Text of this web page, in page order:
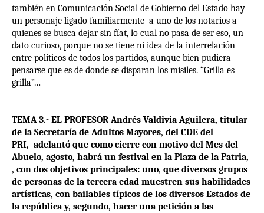
también en Comunicación Social de Gobierno del Estado hay
un personaje ligado familiarmente a uno de los notarios a
quienes se busca dejar sin fíat, lo cual no pasa de ser eso, un
dato curioso, porque no se tiene ni idea de la interrelación
entre políticos de todos los partidos, aunque bien pudiera
pensarse que es de donde se disparan los misiles. “Grilla es
grilla”…
TEMA 3.- EL PROFESOR Andrés Valdivia Aguilera, titular
de la Secretaría de Adultos Mayores, del CDE del
PRI, adelantó que como cierre con motivo del Mes del
Abuelo, agosto, habrá un festival en la Plaza de la Patria,
, con dos objetivos principales: uno, que diversos grupos
de personas de la tercera edad muestren sus habilidades
artísticas, con bailables típicos de los diversos Estados de
la república y, segundo, hacer una petición a las